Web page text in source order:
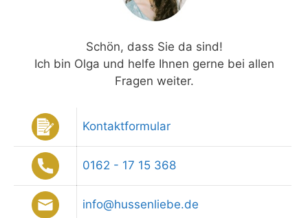
Schön, dass Sie da sind!
Ich bin Olga und helfe Ihnen gerne bei allen
Fragen weiter.
Kontaktformular
0162 - 17 15 368
info@hussenliebe.de